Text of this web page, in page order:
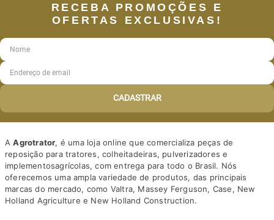
RECEBA PROMOÇÕES E
OFERTAS EXCLUSIVAS!
CADASTRAR
AAgrotrator, é uma loja online que comercializa peças de
reposição para tratores, colheitadeiras, pulverizadores e
implementosagrícolas, com entrega para todo o Brasil. Nós
oferecemos uma ampla variedade de produtos, das principais
marcas do mercado, como Valtra, Massey Ferguson, Case, New
Holland Agriculture e New Holland Construction.